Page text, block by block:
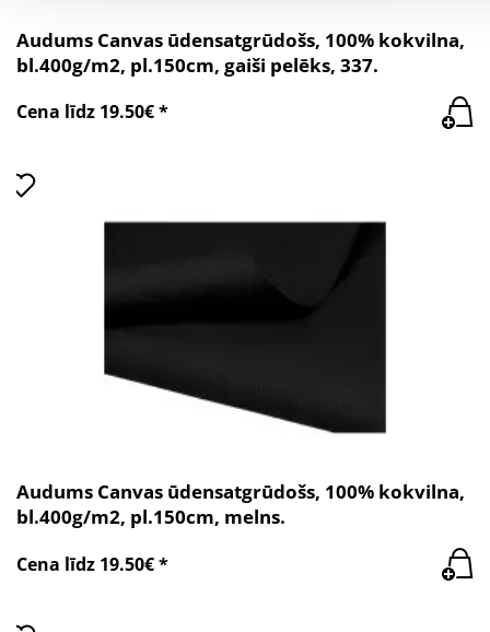
Audums Canvas ūdensatgrūdošs, 100% kokvilna,
bl.400g/m2, pl.150cm, gaiši pelēks, 337.
Cena līdz 19.50€ *
Audums Canvas ūdensatgrūdošs, 100% kokvilna,
bl.400g/m2, pl.150cm, melns.
Cena līdz 19.50€ *